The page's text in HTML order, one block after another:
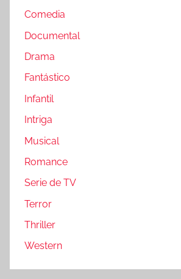
Comedia
Documental
Drama
Fantástico
Infantil
Intriga
Musical
Romance
Serie de TV
Terror
Thriller
Western